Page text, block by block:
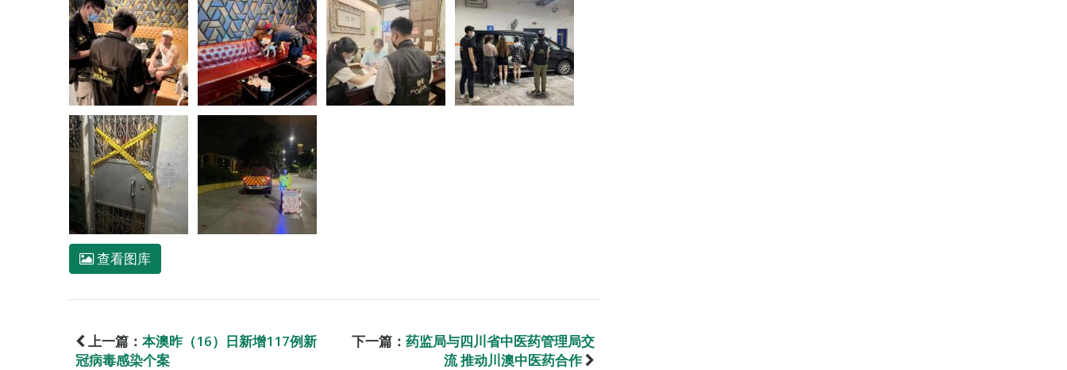
查看图库
上一篇： 本澳昨（16）日新增117例新
冠病毒感染个案
下一篇： 药监局与四川省中医药管理局交
流 推动川澳中医药合作